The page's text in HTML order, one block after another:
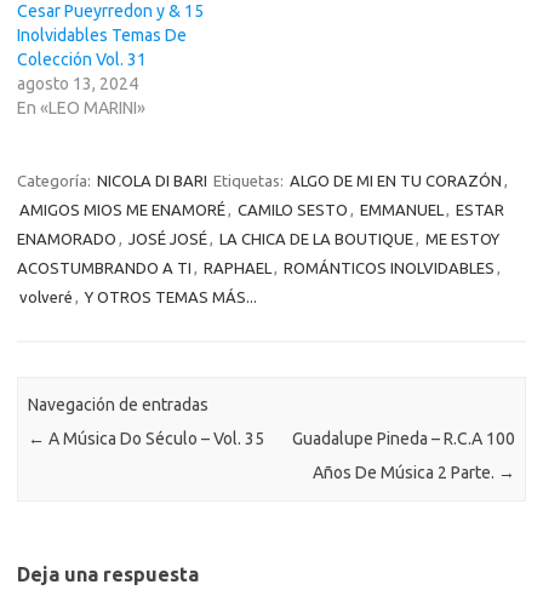
Cesar Pueyrredon y & 15
Inolvidables Temas De
Colección Vol. 31
agosto 13, 2024
En «LEO MARINI»
Categoría: NICOLA DI BARI Etiquetas: ALGO DE MI EN TU CORAZÓN ,
AMIGOS MIOS ME ENAMORÉ, CAMILO SESTO , EMMANUEL , ESTAR
ENAMORADO , JOSÉ JOSÉ, LA CHICA DE LA BOUTIQUE, ME ESTOY
ACOSTUMBRANDO A TI , RAPHAEL , ROMÁNTICOS INOLVIDABLES ,
volveré , Y OTROS TEMAS MÁS...
Navegación de entradas
← A Música Do Século – Vol. 35
Guadalupe Pineda – R.C.A 100
Años De Música 2 Parte. →
Deja una respuesta